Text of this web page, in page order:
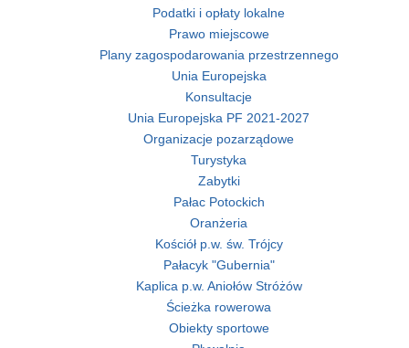
Podatki i opłaty lokalne
Prawo miejscowe
Plany zagospodarowania przestrzennego
Unia Europejska
Konsultacje
Unia Europejska PF 2021-2027
Organizacje pozarządowe
Turystyka
Zabytki
Pałac Potockich
Oranżeria
Kościół p.w. św. Trójcy
Pałacyk "Gubernia"
Kaplica p.w. Aniołów Stróżów
Ścieżka rowerowa
Obiekty sportowe